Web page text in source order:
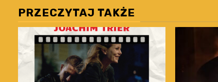
PRZECZYTAJ TAKŻE